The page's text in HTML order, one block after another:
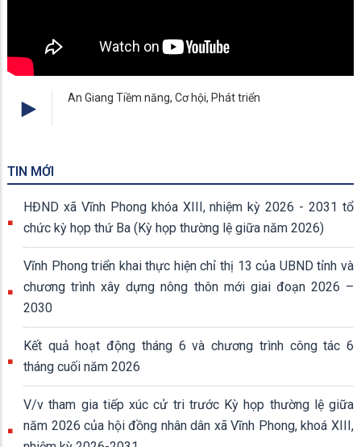
An Giang Tiềm năng, Cơ hội, Phát triển
TIN MỚI
HĐND xã Vĩnh Phong khóa XIII, nhiệm kỳ 2026 - 2031 tổ
chức kỳ họp thứ Ba (Kỳ họp thường lệ giữa năm 2026)
Vĩnh Phong triển khai thực hiện chỉ thị 13 của UBND tỉnh và
chương trình xây dựng nông thôn mới giai đoạn 2026 –
2030
Kết quả hoạt động tháng 6 và chương trình công tác 6
tháng cuối năm 2026
V/v tham gia tiếp xúc cử tri trước Kỳ họp thường lệ giữa
năm 2026 của hội đồng nhân dân xã Vĩnh Phong, khoá XIII,